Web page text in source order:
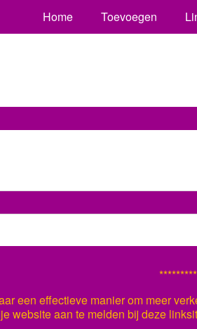
Home Toevoegen
een effectieve manier om meer
website aan te melden bij deze